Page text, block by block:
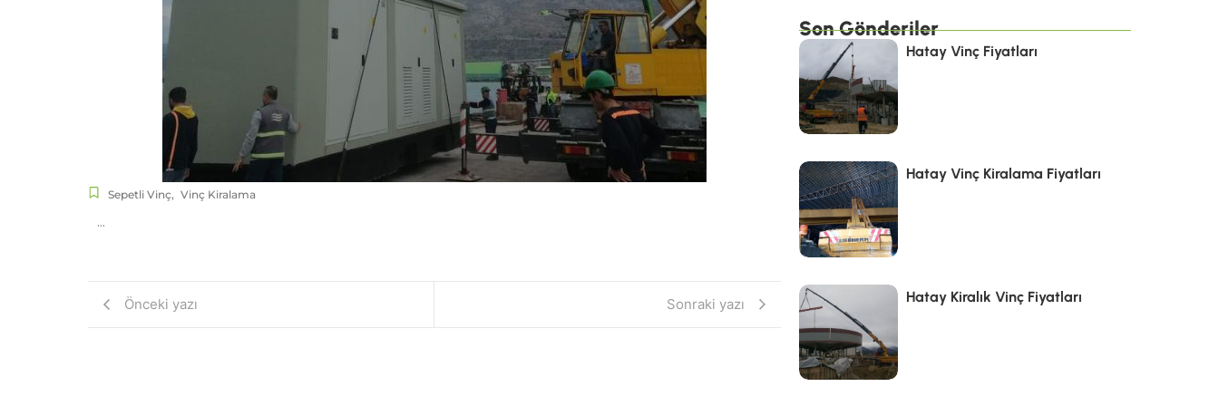
Sepetli Vinç, Vinç Kiralama
…
Önceki yazı Sonraki yazı
Son Gönderiler
Hatay Vinç Fiyatları
Hatay Vinç Kiralama Fiyatları
Hatay Kiralık Vinç Fiyatları